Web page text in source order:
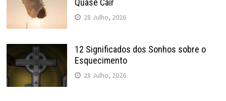
28 Julho, 2026
12 Significados dos Sonhos sobre o
Esquecimento
28 Julho, 2026